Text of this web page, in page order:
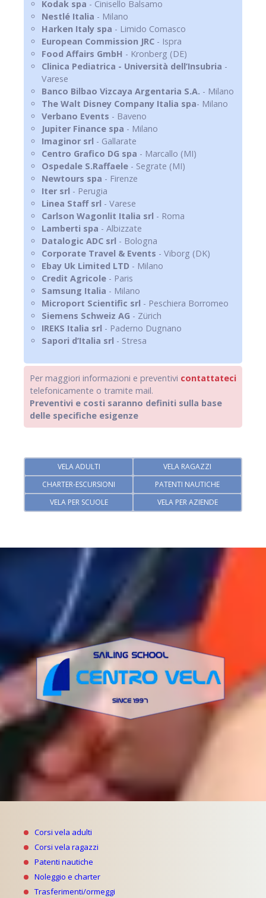
Kodak spa - Cinisello Balsamo
Nestlé Italia - Milano
Harken Italy spa - Limido Comasco
European Commission JRC - Ispra
Food Affairs GmbH - Kronberg (DE)
Clinica Pediatrica - Università dell’Insubria -
Varese
Banco Bilbao Vizcaya Argentaria S.A. - Milano
The Walt Disney Company Italia spa- Milano
Verbano Events - Baveno
Jupiter Finance spa - Milano
Imaginor srl - Gallarate
Centro Grafico DG spa - Marcallo (MI)
Ospedale S.Raffaele - Segrate (MI)
Newtours spa - Firenze
Iter srl - Perugia
Linea Staff srl - Varese
Carlson Wagonlit Italia srl - Roma
Lamberti spa - Albizzate
Datalogic ADC srl - Bologna
Corporate Travel & Events - Viborg (DK)
Ebay Uk Limited LTD - Milano
Credit Agricole - Paris
Samsung Italia - Milano
Microport Scientific srl - Peschiera Borromeo
Siemens Schweiz AG - Zürich
IREKS Italia srl - Paderno Dugnano
Sapori d’Italia srl - Stresa
Per maggiori informazioni e preventivi contattateci
telefonicamente o tramite mail.
Preventivi e costi saranno definiti sulla base
delle specifiche esigenze
VELA ADULTI
VELA RAGAZZI
CHARTER-ESCURSIONI
PATENTI NAUTICHE
VELA PER SCUOLE
VELA PER AZIENDE
Corsi vela adulti
Corsi vela ragazzi
Patenti nautiche
Noleggio e charter
Trasferimenti/ormeggi